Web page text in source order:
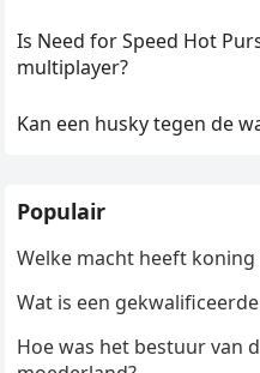
Is Need for Speed Hot
multiplayer?
Kan een husky tegen de
Populair
Welke macht heeft koning
Wat is een
Hoe was het bestuur van